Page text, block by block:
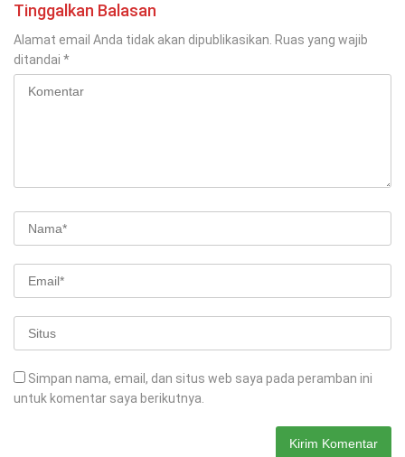
Tinggalkan Balasan
Alamat email Anda tidak akan dipublikasikan. Ruas yang wajib
ditandai *
Simpan nama, email, dan situs web saya pada peramban ini
untuk komentar saya berikutnya.